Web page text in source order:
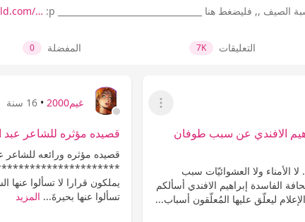
الصيف ,, فليضغط هنا __________________________________ …
التعليقات 7K المفضلة 0
عرض القائمة
الافندي عن سبب طوفان
ولا العشوائيّات سبب
الفاسدة إبراهيم الافندي أسألكم
ليعلّق عليها المُعلّقون أسباب...
غيم2000 • 16 سنة
قصيده مؤثره للشاعر
قصيده مؤثره ورائعه
************************ لا
يملكون قرارا لا تسألوا عنها
تسألوا عنها بحيرةَ... المزيد